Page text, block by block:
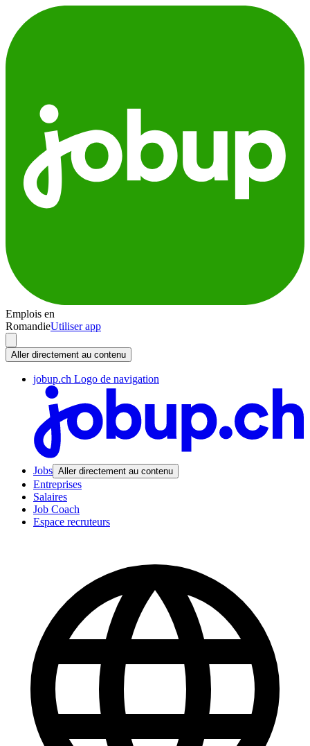
Emplois en
RomandieUtiliser app
Aller directement au contenu
jobup.ch Logo de navigation
Jobs Aller directement au contenu
Entreprises
Salaires
Job Coach
Espace recruteurs